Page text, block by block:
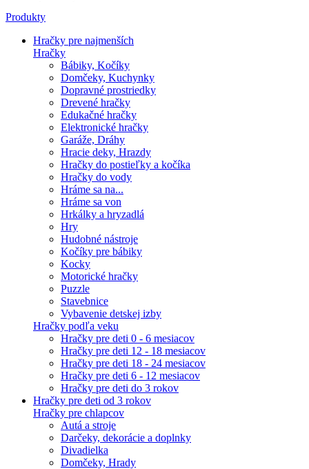
Produkty
Hračky pre najmenších
Hračky
Bábiky, Kočíky
Domčeky, Kuchynky
Dopravné prostriedky
Drevené hračky
Edukačné hračky
Elektronické hračky
Garáže, Dráhy
Hracie deky, Hrazdy
Hračky do postieľky a kočíka
Hračky do vody
Hráme sa na...
Hráme sa von
Hrkálky a hryzadlá
Hry
Hudobné nástroje
Kočíky pre bábiky
Kocky
Motorické hračky
Puzzle
Stavebnice
Vybavenie detskej izby
Hračky podľa veku
Hračky pre deti 0 - 6 mesiacov
Hračky pre deti 12 - 18 mesiacov
Hračky pre deti 18 - 24 mesiacov
Hračky pre deti 6 - 12 mesiacov
Hračky pre deti do 3 rokov
Hračky pre deti od 3 rokov
Hračky pre chlapcov
Autá a stroje
Darčeky, dekorácie a doplnky
Divadielka
Domčeky, Hrady